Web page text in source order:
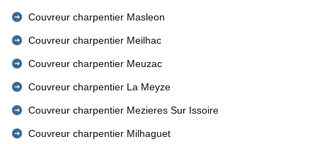
Couvreur charpentier Masleon
Couvreur charpentier Meilhac
Couvreur charpentier Meuzac
Couvreur charpentier La Meyze
Couvreur charpentier Mezieres Sur Issoire
Couvreur charpentier Milhaguet